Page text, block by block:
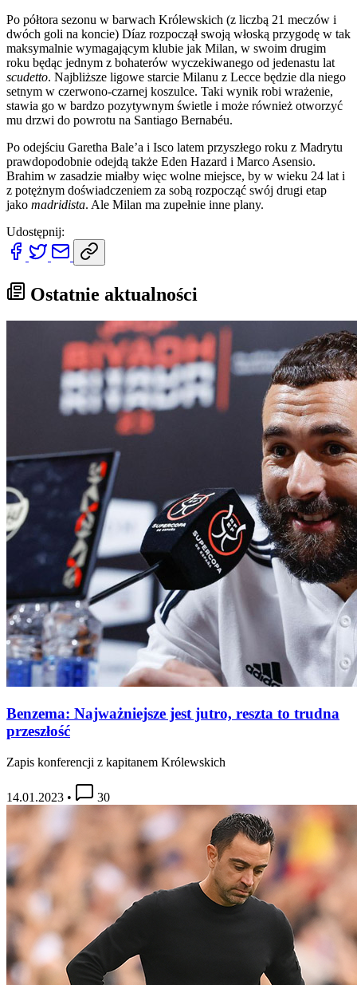
Po półtora sezonu w barwach Królewskich (z liczbą 21 meczów i
dwóch goli na koncie) Díaz rozpoczął swoją włoską przygodę w tak
maksymalnie wymagającym klubie jak Milan, w swoim drugim
roku będąc jednym z bohaterów wyczekiwanego od jedenastu lat
scudetto. Najbliższe ligowe starcie Milanu z Lecce będzie dla niego
setnym w czerwono-czarnej koszulce. Taki wynik robi wrażenie,
stawia go w bardzo pozytywnym świetle i może również otworzyć
mu drzwi do powrotu na Santiago Bernabéu.
Po odejściu Garetha Bale’a i Isco latem przyszłego roku z Madrytu
prawdopodobnie odejdą także Eden Hazard i Marco Asensio.
Brahim w zasadzie miałby więc wolne miejsce, by w wieku 24 lat i
z potężnym doświadczeniem za sobą rozpocząć swój drugi etap
jako madridista. Ale Milan ma zupełnie inne plany.
Udostępnij:
Ostatnie aktualności
Benzema: Najważniejsze jest jutro, reszta to trudna
przeszłość
Zapis konferencji z kapitanem Królewskich
14.01.2023 • 30